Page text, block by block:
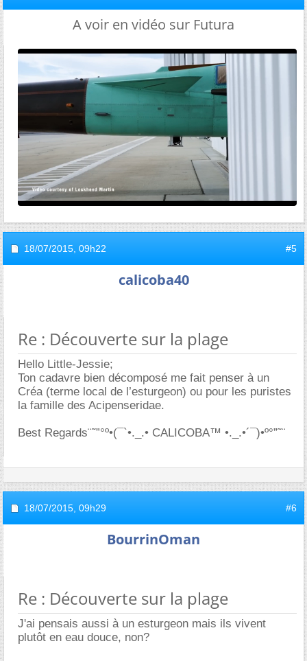
A voir en vidéo sur Futura
18/07/2015, 09h22 #5
calicoba40
Re : Découverte sur la plage
Hello Little-Jessie;
Ton cadavre bien décomposé me fait penser à un
Créa (terme local de l’esturgeon) ou pour les puristes
la famille des Acipenseridae.
Best Regards¨˜”°º•(¯`•._.• CALICOBA™ •._.•´¯)•º°”˜¨
18/07/2015, 09h29 #6
BourrinOman
Re : Découverte sur la plage
J'ai pensais aussi à un esturgeon mais ils vivent
plutôt en eau douce, non?